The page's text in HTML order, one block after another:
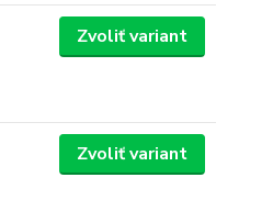
Zvoliť variant
Zvoliť variant